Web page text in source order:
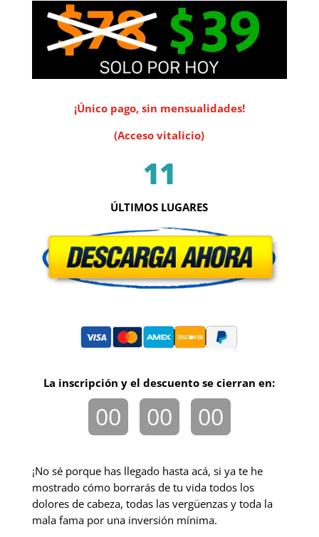
¡Único pago, sin mensualidades!
(Acceso vitalicio)
11
ÚLTIMOS LUGARES
La inscripción y el descuento se cierran en:
00 00 00
¡No sé porque has llegado hasta acá, si ya te he
mostrado cómo borrarás de tu vida todos los
dolores de cabeza, todas las vergüenzas y toda la
mala fama por una inversión mínima.